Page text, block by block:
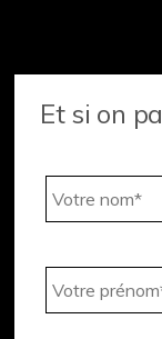
Et si on